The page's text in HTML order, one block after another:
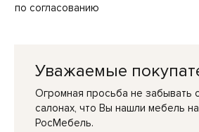
по согласованию
Уважаемые
Огромная просьба не забывать
салонах, что Вы нашли мебель
РосМебель.